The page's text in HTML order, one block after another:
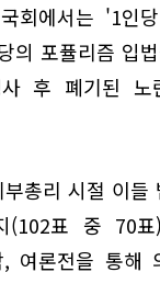
에서는 '1인
포퓰리즘 입
후 폐기된 노
총리 시절 이
(102표 중 70
여론전을 통해